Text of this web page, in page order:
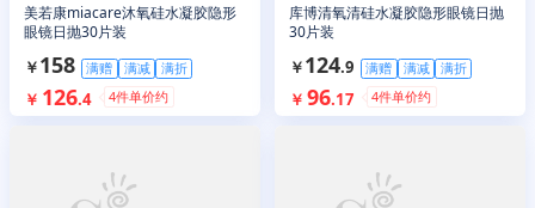
美若康miacare沐氧硅水凝胶隐形
眼镜日抛30片装
￥158 满赠 满减 满折
￥ 126.4 4件单价约
库博清氧清硅水凝胶隐形眼镜日抛
30片装
￥124.9 满赠 满减 满折
￥ 96.17 4件单价约